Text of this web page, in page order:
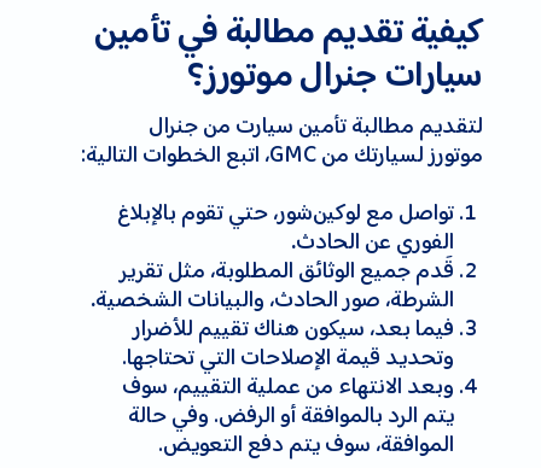
كيفية تقديم مطالبة في تأمين
سيارات جنرال موتورز؟
لتقديم مطالبة تأمين سيارت من جنرال
موتورز لسيارتك من GMC، اتبع الخطوات التالية:
تواصل مع لوكين‌شور، حتي تقوم بالإبلاغ
الفوري عن الحادث.
قَدم جميع الوثائق المطلوبة، مثل تقرير
الشرطة، صور الحادث، والبيانات الشخصية.
فيما بعد، سيكون هناك تقييم للأضرار
وتحديد قيمة الإصلاحات التي تحتاجها.
وبعد الانتهاء من عملية التقييم، سوف
يتم الرد بالموافقة أو الرفض. وفي حالة
الموافقة، سوف يتم دفع التعويض.